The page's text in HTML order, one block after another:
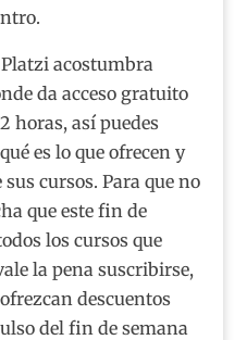
acostumbra
da acceso gratuito
horas, así puedes
es lo que ofrecen y
cursos. Para que no
que este fin de
los cursos que
la pena suscribirse,
descuentos
del fin de semana